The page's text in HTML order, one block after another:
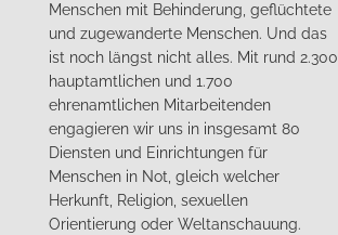
Menschen mit Behinderung, geflüchtete
und zugewanderte Menschen. Und das
ist noch längst nicht alles. Mit rund 2.300
hauptamtlichen und 1.700
ehrenamtlichen Mitarbeitenden
engagieren wir uns in insgesamt 80
Diensten und Einrichtungen für
Menschen in Not, gleich welcher
Herkunft, Religion, sexuellen
Orientierung oder Weltanschauung.